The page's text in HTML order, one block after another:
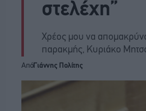
στελέχη”
Χρέος μου να
παρακμής, Κυριάκο
ΑπόΓιάννης Πολίτης